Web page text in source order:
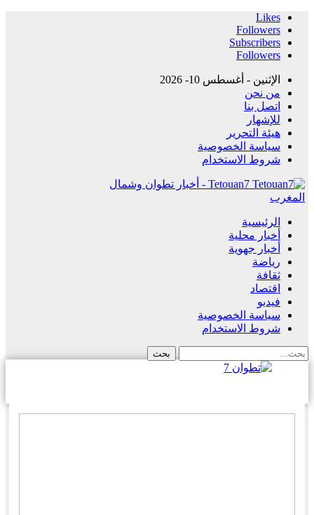
Likes
Followers
Subscribers
Followers
الإثنين - أغسطس 10- 2026
من نحن
اتصل بنا
للإشهار
هيئة التحرير
سياسة الخصوصية
شروط الاستخدام
Tetouan7 - أخبار تطوان وشمال
المغرب
الرئيسية
أخبار محلية
أخبار جهوية
رياضة
ثقافة
اقتصاد
فيديو
سياسة الخصوصية
شروط الاستخدام